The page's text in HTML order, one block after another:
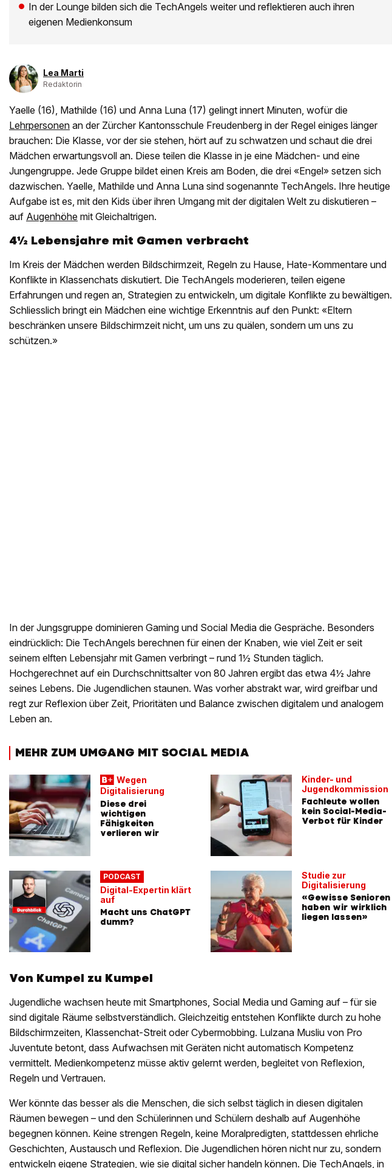
In der Lounge bilden sich die TechAngels weiter und reflektieren auch ihren
eigenen Medienkonsum
Lea Marti
Redaktorin
Yaelle (16), Mathilde (16) und Anna Luna (17) gelingt innert Minuten, wofür die
Lehrpersonen an der Zürcher Kantonsschule Freudenberg in der Regel einiges länger
brauchen: Die Klasse, vor der sie stehen, hört auf zu schwatzen und schaut die drei
Mädchen erwartungsvoll an. Diese teilen die Klasse in je eine Mädchen- und eine
Jungengruppe. Jede Gruppe bildet einen Kreis am Boden, die drei «Engel» setzen sich
dazwischen. Yaelle, Mathilde und Anna Luna sind sogenannte TechAngels. Ihre heutige
Aufgabe ist es, mit den Kids über ihren Umgang mit der digitalen Welt zu diskutieren –
auf Augenhöhe mit Gleichaltrigen.
4½ Lebensjahre mit Gamen verbracht
Im Kreis der Mädchen werden Bildschirmzeit, Regeln zu Hause, Hate-Kommentare und
Konflikte in Klassenchats diskutiert. Die TechAngels moderieren, teilen eigene
Erfahrungen und regen an, Strategien zu entwickeln, um digitale Konflikte zu bewältigen.
Schliesslich bringt ein Mädchen eine wichtige Erkenntnis auf den Punkt: «Eltern
beschränken unsere Bildschirmzeit nicht, um uns zu quälen, sondern um uns zu
schützen.»
In der Jungsgruppe dominieren Gaming und Social Media die Gespräche. Besonders
eindrücklich: Die TechAngels berechnen für einen der Knaben, wie viel Zeit er seit
seinem elften Lebensjahr mit Gamen verbringt – rund 1½ Stunden täglich.
Hochgerechnet auf ein Durchschnittsalter von 80 Jahren ergibt das etwa 4½ Jahre
seines Lebens. Die Jugendlichen staunen. Was vorher abstrakt war, wird greifbar und
regt zur Reflexion über Zeit, Prioritäten und Balance zwischen digitalem und analogem
Leben an.
MEHR ZUM UMGANG MIT SOCIAL MEDIA
Wegen
Digitalisierung
Diese drei
wichtigen
Fähigkeiten
verlieren wir
PODCAST
Digital-Expertin klärt
auf
Macht uns ChatGPT
dumm?
Kinder- und
Jugendkommission
Fachleute wollen
kein Social-Media-
Verbot für Kinder
Studie zur
Digitalisierung
«Gewisse Senioren
haben wir wirklich
liegen lassen»
Von Kumpel zu Kumpel
Jugendliche wachsen heute mit Smartphones, Social Media und Gaming auf – für sie
sind digitale Räume selbstverständlich. Gleichzeitig entstehen Konflikte durch zu hohe
Bildschirmzeiten, Klassenchat-Streit oder Cybermobbing. Lulzana Musliu von Pro
Juventute betont, dass Aufwachsen mit Geräten nicht automatisch Kompetenz
vermittelt. Medienkompetenz müsse aktiv gelernt werden, begleitet von Reflexion,
Regeln und Vertrauen.
Wer könnte das besser als die Menschen, die sich selbst täglich in diesen digitalen
Räumen bewegen – und den Schülerinnen und Schülern deshalb auf Augenhöhe
begegnen können. Keine strengen Regeln, keine Moralpredigten, stattdessen ehrliche
Geschichten, Austausch und Reflexion. Die Jugendlichen hören nicht nur zu, sondern
entwickeln eigene Strategien, wie sie digital sicher handeln können. Die TechAngels, in